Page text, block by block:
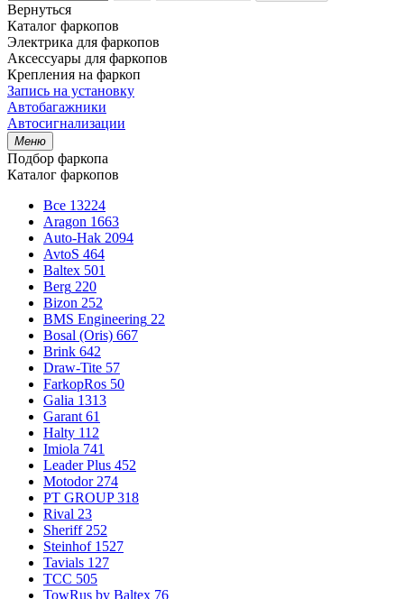
Вернуться
Каталог фаркопов
Электрика для фаркопов
Аксессуары для фаркопов
Крепления на фаркоп
Запись на установку
Автобагажники
Автосигнализации
Меню
Подбор фаркопа
Каталог фаркопов
Все 13224
Aragon 1663
Auto-Hak 2094
AvtoS 464
Baltex 501
Berg 220
Bizon 252
BMS Engineering 22
Bosal (Oris) 667
Brink 642
Draw-Tite 57
FarkopRos 50
Galia 1313
Garant 61
Halty 112
Imiola 741
Leader Plus 452
Motodor 274
PT GROUP 318
Rival 23
Sheriff 252
Steinhof 1527
Tavials 127
TCC 505
TowRus by Baltex 76